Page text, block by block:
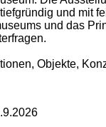
und mit
und das
Objekte,